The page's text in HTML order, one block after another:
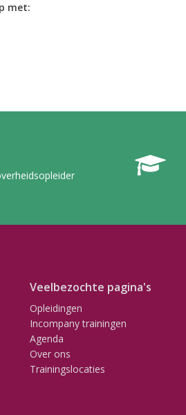
met:
Veelbezochte pagina's
Opleidingen
Incompany trainingen
Agenda
Over ons
Trainingslocaties